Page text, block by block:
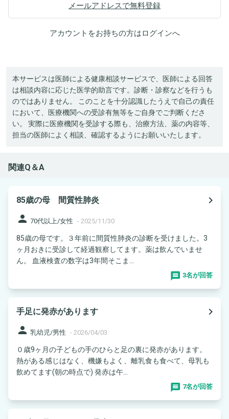
メールアドレスで無料登録
アカウントをお持ちの方はログインへ
本サービスは医師による健康相談サービスで、医師による回答
は相談内容に応じた医学的助言です。診断・診察などを行うも
のではありません。 このことを十分認識したうえで自己の責任
において、医療機関への受診有無等をご自身でご判断くださ
い。 実際に医療機関を受診する際も、治療方法、薬の内容等、
担当の医師によく相談、確認するようにお願いいたします。
関連Q＆A
85歳の母 間質性肺炎
navigate_next
person 70代以上/女性 - 2025/11/30
85歳の母です。３年前に間質性肺炎の診断を受けました。3
ヶ月おきに受診して経過観察してます。薬は飲んでいませ
ん。 血液検査の数字は3年間そこま...
3名が回答
手足に発赤があります
navigate_next
person 乳幼児/男性 - 2026/04/03
０歳9ヶ月の子どもの手のひらと足の裏に発赤があります。
熱がある感じはなく、機嫌もよく、離乳食も食べて、母乳も
飲めてます(朝の時点で) 発赤は午...
7名が回答